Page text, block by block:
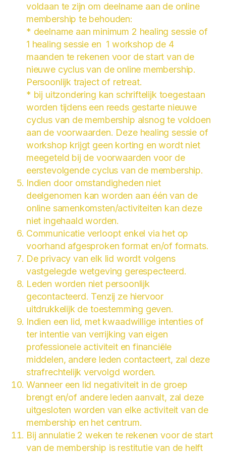
voldaan te zijn om deelname aan de online
membership te behouden:
* deelname aan minimum 2 healing sessie of
1 healing sessie en 1 workshop de 4
maanden te rekenen voor de start van de
nieuwe cyclus van de online membership.
Persoonlijk traject of retreat.
* bij uitzondering kan schriftelijk toegestaan
worden tijdens een reeds gestarte nieuwe
cyclus van de membership alsnog te voldoen
aan de voorwaarden. Deze healing sessie of
workshop krijgt geen korting en wordt niet
meegeteld bij de voorwaarden voor de
eerstevolgende cyclus van de membership.
Indien door omstandigheden niet
deelgenomen kan worden aan één van de
online samenkomsten/activiteiten kan deze
niet ingehaald worden.
Communicatie verloopt enkel via het op
voorhand afgesproken format en/of formats.
De privacy van elk lid wordt volgens
vastgelegde wetgeving gerespecteerd.
Leden worden niet persoonlijk
gecontacteerd. Tenzij ze hiervoor
uitdrukkelijk de toestemming geven.
Indien een lid, met kwaadwillige intenties of
ter intentie van verrijking van eigen
professionele activiteit en financiële
middelen, andere leden contacteert, zal deze
strafrechtelijk vervolgd worden.
Wanneer een lid negativiteit in de groep
brengt en/of andere leden aanvalt, zal deze
uitgesloten worden van elke activiteit van de
membership en het centrum.
Bij annulatie 2 weken te rekenen voor de start
van de membership is restitutie van de helft